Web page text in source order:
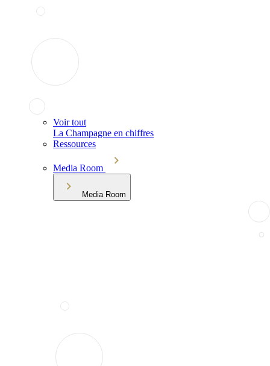
Voir tout
La Champagne en chiffres
Ressources
Media Room
Media Room